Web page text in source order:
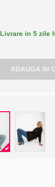
Livrare in 5 zile